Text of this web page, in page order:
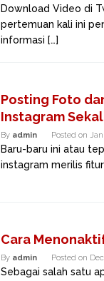
Download Video di
pertemuan kali ini
informasi […]
Posting Foto
Instagram
By admin Posted on
Baru-baru ini atau
instagram merilis
Cara
By admin Posted on
Sebagai salah satu